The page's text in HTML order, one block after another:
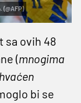
(@AFP)
sa ovih 48
(mnogima
bi se